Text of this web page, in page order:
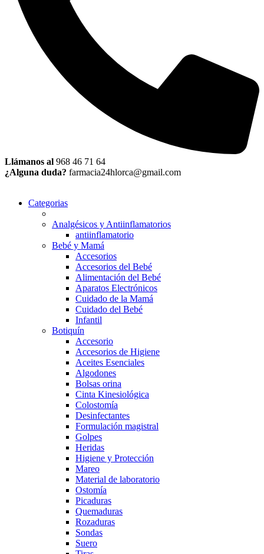
Llámanos al 968 46 71 64
¿Alguna duda? farmacia24hlorca@gmail.com
Categorias
Analgésicos y Antiinflamatorios
antiinflamatorio
Bebé y Mamá
Accesorios
Accesorios del Bebé
Alimentación del Bebé
Aparatos Electrónicos
Cuidado de la Mamá
Cuidado del Bebé
Infantil
Botiquín
Accesorio
Accesorios de Higiene
Aceites Esenciales
Algodones
Bolsas orina
Cinta Kinesiológica
Colostomía
Desinfectantes
Formulación magistral
Golpes
Heridas
Higiene y Protección
Mareo
Material de laboratorio
Ostomía
Picaduras
Quemaduras
Rozaduras
Sondas
Suero